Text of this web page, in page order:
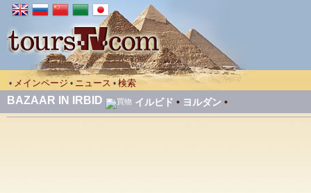
• メインページ • ニュース • 検索
BAZAAR IN IRBID イルビド • ヨルダン •